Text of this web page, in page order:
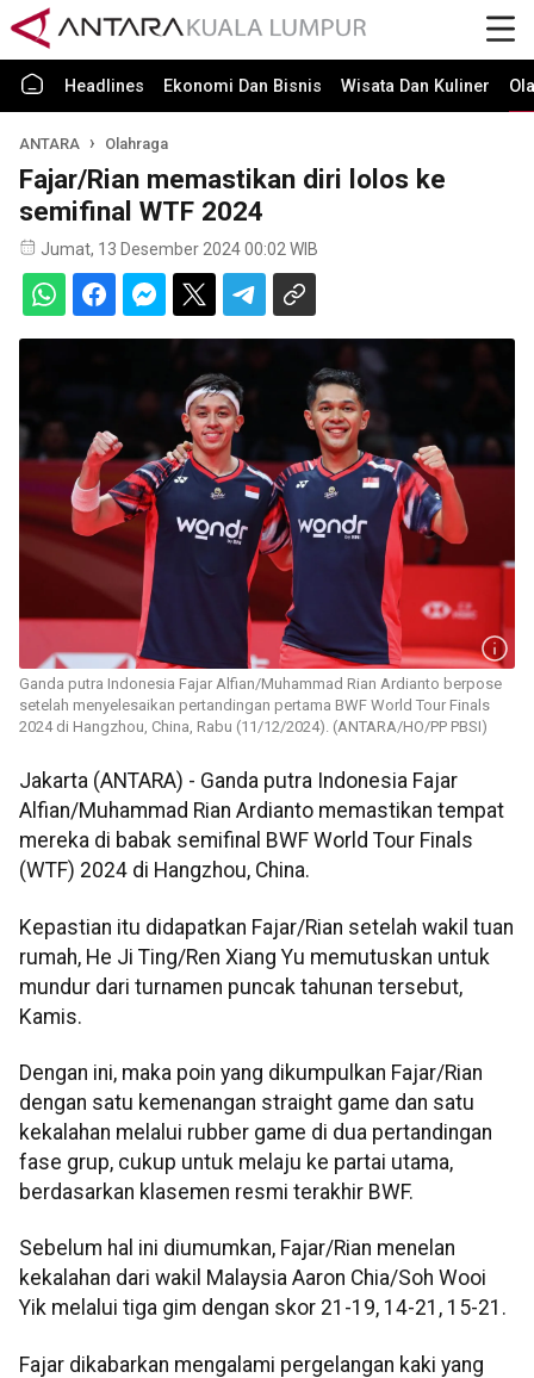
Headlines Ekonomi Dan Bisnis Wisata Dan Kuliner
ANTARA Olahraga
Fajar/Rian memastikan diri lolos ke
semifinal WTF 2024
Jumat, 13 Desember 2024 00:02 WIB
Ganda putra Indonesia Fajar Alfian/Muhammad Rian Ardianto berpose
setelah menyelesaikan pertandingan pertama BWF World Tour Finals
2024 di Hangzhou, China, Rabu (11/12/2024). (ANTARA/HO/PP PBSI)
Jakarta (ANTARA) - Ganda putra Indonesia Fajar
Alfian/Muhammad Rian Ardianto memastikan tempat
mereka di babak semifinal BWF World Tour Finals
(WTF) 2024 di Hangzhou, China.
Kepastian itu didapatkan Fajar/Rian setelah wakil tuan
rumah, He Ji Ting/Ren Xiang Yu memutuskan untuk
mundur dari turnamen puncak tahunan tersebut,
Kamis.
Dengan ini, maka poin yang dikumpulkan Fajar/Rian
dengan satu kemenangan straight game dan satu
kekalahan melalui rubber game di dua pertandingan
fase grup, cukup untuk melaju ke partai utama,
berdasarkan klasemen resmi terakhir BWF.
Sebelum hal ini diumumkan, Fajar/Rian menelan
kekalahan dari wakil Malaysia Aaron Chia/Soh Wooi
Yik melalui tiga gim dengan skor 21-19, 14-21, 15-21.
Fajar dikabarkan mengalami pergelangan kaki yang